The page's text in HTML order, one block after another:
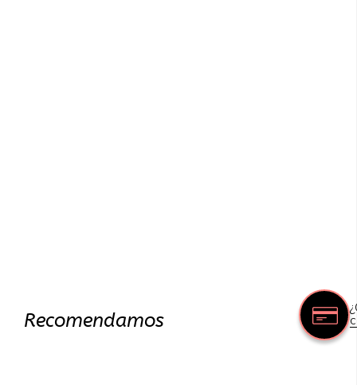
Recomendamos